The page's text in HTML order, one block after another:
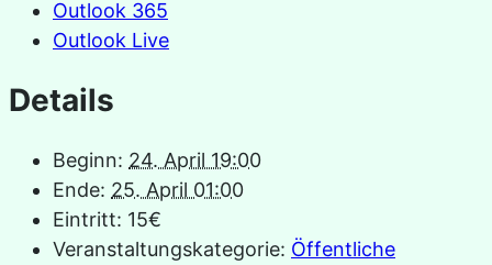
Outlook 365
Outlook Live
Details
Beginn: 24. April 19:00
Ende: 25. April 01:00
Eintritt: 15€
Veranstaltungskategorie: Öffentliche